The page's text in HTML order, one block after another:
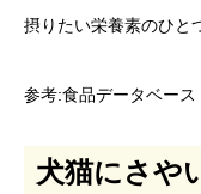
摂りたい栄養素のひと
参考:食品データベー
犬猫にさや